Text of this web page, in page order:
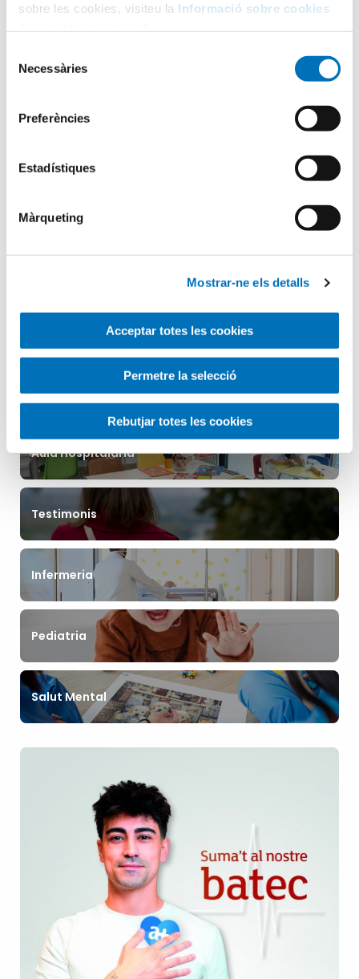
sobre les cookies, visiteu la Informació sobre cookies
Necessàries
Preferències
Estadístiques
Màrqueting
Mostrar-ne els detalls
Acceptar totes les cookies
Permetre la selecció
Rebutjar totes les cookies
Search
Categories
Aula Hospitalària
Testimonis
Infermeria
Pediatria
Salut Mental